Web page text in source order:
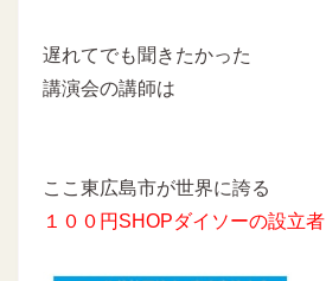
遅れてでも聞きたかった
講演会の講師は
ここ東広島市が世界に誇る
１００円SHOPダイソーの設立者